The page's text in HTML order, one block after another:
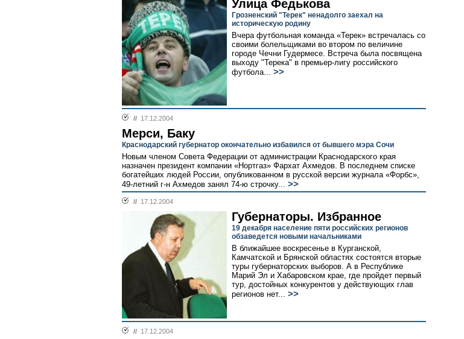
Улица Федькова
Грозненский "Терек" ненадолго заехал на
историческую родину
Вчера футбольная команда «Терек» встречалась со
своими болельщиками во втором по величине
городе Чечни Гудермесе. Встреча была посвящена
выходу "Терека" в премьер-лигу российского
футбола... >>
// 17.12.2004
Мерси, Баку
Краснодарский губернатор окончательно избавился от бывшего мэра Сочи
Новым членом Совета Федерации от администрации Краснодарского края
назначен президент компании «Нортгаз» Фархат Ахмедов. В последнем списке
богатейших людей России, опубликованном в русской версии журнала «Форбс»,
49-летний г-н Ахмедов занял 74-ю строчку... >>
// 17.12.2004
Губернаторы. Избранное
19 декабря население пяти российских регионов
обзаведется новыми начальниками
В ближайшее воскресенье в Курганской,
Камчатской и Брянской областях состоятся вторые
туры губернаторских выборов. А в Республике
Марий Эл и Хабаровском крае, где пройдет первый
тур, достойных конкурентов у действующих глав
регионов нет... >>
// 17.12.2004